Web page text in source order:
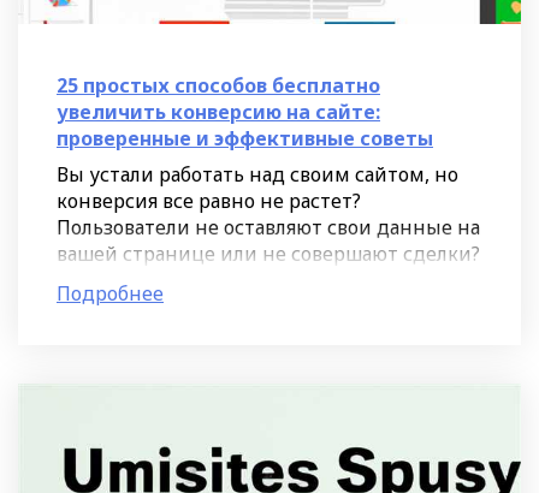
25 простых способов бесплатно
увеличить конверсию на сайте:
проверенные и эффективные советы
Вы устали работать над своим сайтом, но
конверсия все равно не растет?
Пользователи не оставляют свои данные на
вашей странице или не совершают сделки?
Когда клиенты видят несколько версий
вашего домена, это может
Подробнее